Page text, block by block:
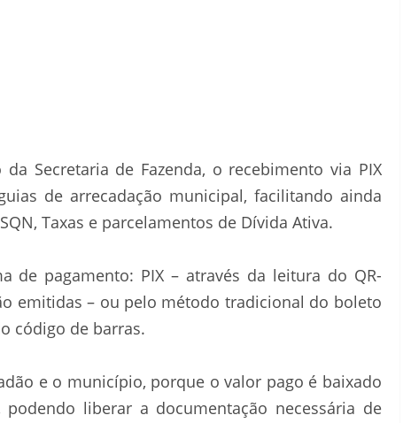
Secretaria de Fazenda, o recebimento via PIX
de arrecadação municipal, facilitando ainda
Taxas e parcelamentos de Dívida Ativa.
de pagamento: PIX – através da leitura do QR-
emitidas – ou pelo método tradicional do boleto
código de barras.
e o município, porque o valor pago é baixado
liberar a documentação necessária de